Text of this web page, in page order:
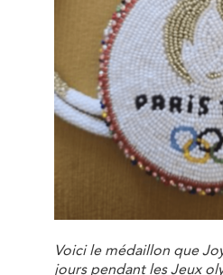
Voici le médaillon que
jours pendant les Jeux